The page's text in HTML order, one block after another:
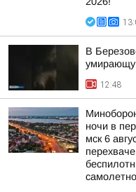
В
12:48
ночи в
мск 6